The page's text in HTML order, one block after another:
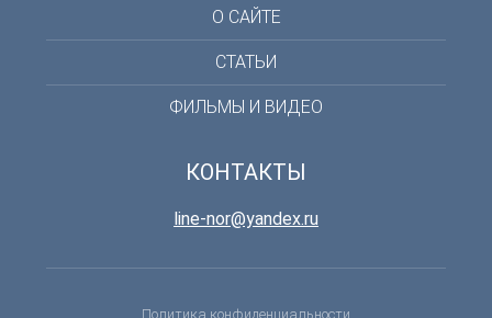
О САЙТЕ
СТАТЬИ
ФИЛЬМЫ И ВИДЕО
КОНТАКТЫ
line-nor@yandex.ru
Политика конфиденциальности